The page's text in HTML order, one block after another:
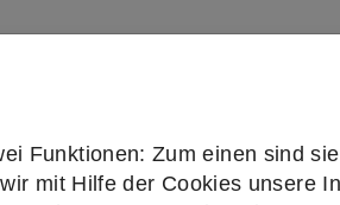
"Aktiv werden"
Funktionen: Zum einen sind
mit Hilfe der Cookies unsere